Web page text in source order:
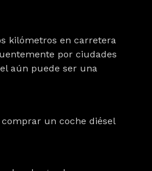
kilómetros en carretera
por ciudades
aún puede ser una
un coche diésel